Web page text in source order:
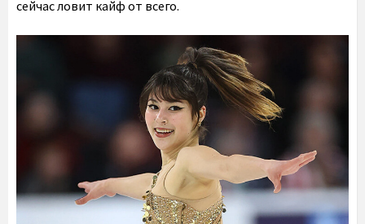
сейчас ловит кайф от всего.